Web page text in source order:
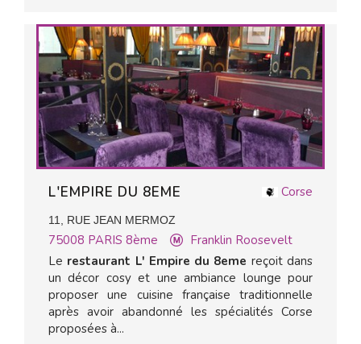
Corse
L'EMPIRE DU 8EME
11, RUE JEAN MERMOZ
75008 PARIS 8ème
Franklin Roosevelt
Le restaurant L' Empire du 8eme reçoit dans
un décor cosy et une ambiance lounge pour
proposer une cuisine française traditionnelle
après avoir abandonné les spécialités Corse
proposées à...